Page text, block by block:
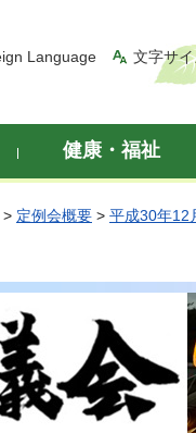
Language 文字サ
健康・福祉
> 定例会概要 > 平成30年12